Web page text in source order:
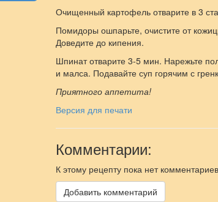
Очищенный картофель отварите в 3
Помидоры ошпарьте, очистите от
Доведите до кипения.
Шпинат отварите 3-5 мин. Нарежьте
и малса. Подавайте суп горячим с
Приятного аппетита!
Версия для печати
Комментарии:
К этому рецепту пока нет
Добавить комментарий